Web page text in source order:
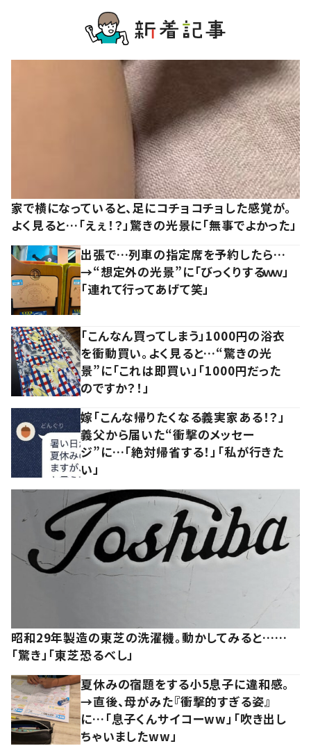
家で横になっていると、足にコチョコチョした感覚が。
よく見ると…「えぇ！？」驚きの光景に「無事でよかった」
出張で…列車の指定席を予約したら…
→“想定外の光景”に「びっくりするｗｗ」
「連れて行ってあげて笑」
「こんなん買ってしまう」1000円の浴衣
を衝動買い。よく見ると…“驚きの光
景”に「これは即買い」「1000円だった
のですか？！」
嫁「こんな帰りたくなる義実家ある！？」
義父から届いた“衝撃のメッセー
ジ”に…「絶対帰省する！」「私が行きた
い」
昭和29年製造の東芝の洗濯機。動かしてみると……
「驚き」「東芝恐るべし」
夏休みの宿題をする小5息子に違和感。
→直後、母がみた『衝撃的すぎる姿』
に…「息子くんサイコーww」「吹き出し
ちゃいましたww」